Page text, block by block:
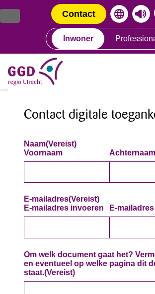
naar
de
naar
de
Contact
Inwoner
Contact digitale
Naam(Vereist)
Voornaam
Achternaam
E-mailadres(Vereist)
E-mailadres invoeren
E-
Om welk document gaat het?
en eventueel op welke pagina dit
staat.(Vereist)